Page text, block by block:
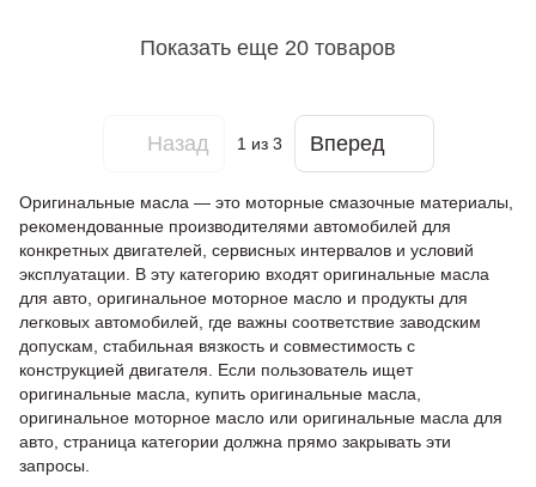
Показать еще 20 товаров
Назад 1 из 3 Вперед
Оригинальные масла — это моторные смазочные материалы,
рекомендованные производителями автомобилей для
конкретных двигателей, сервисных интервалов и условий
эксплуатации. В эту категорию входят оригинальные масла
для авто, оригинальное моторное масло и продукты для
легковых автомобилей, где важны соответствие заводским
допускам, стабильная вязкость и совместимость с
конструкцией двигателя. Если пользователь ищет
оригинальные масла, купить оригинальные масла,
оригинальное моторное масло или оригинальные масла для
авто, страница категории должна прямо закрывать эти
запросы.